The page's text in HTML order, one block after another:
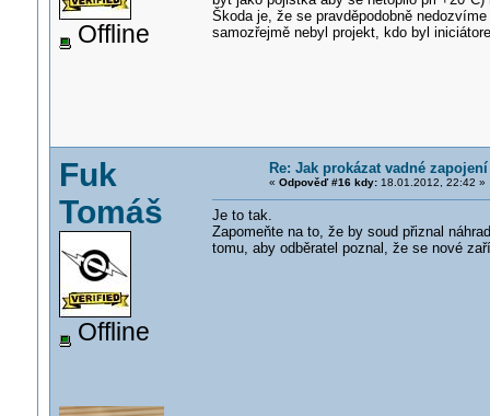
Offline
Škoda je, že se pravděpodobně
samozřejmě nebyl projekt, kdo byl
Fuk
Tomáš
Offline
Re: Jak prokázat vadné
« Odpověď #16 kdy:18.01.2012, 22:42 »
Je to tak.
Zapomeňte na to, že by soud přiznal
tomu, aby odběratel poznal, že se nové